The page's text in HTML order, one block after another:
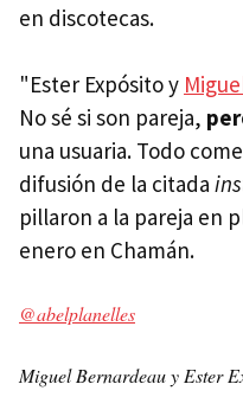
en discotecas.
"Ester Expósito y
No sé si son pareja,
una usuaria. Todo
difusión de la citada
pillaron a la pareja en
enero en Chamán.
@abelplanelles
Miguel Bernardeau y Ester